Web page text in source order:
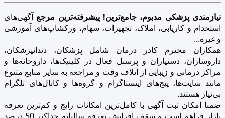
نیازمندی پزشکی مدبوم، جامع‌ترین! پیشرفته‌ترین مرجع آگهی‌های
استخدام و کاریابی، املاک، تجهیزات، سهام، ورکشاپ‌های آموزشی
و غیره...
همکاران محترم کادر درمان شامل پزشکان، دندانپزشکان،
داروسازان، دستیاران و پرسنل فعال در کلینیک‌ها، داروخانه‌ها و
مراکز درمانی و زیبایی از اتلاف وقت و مراجعه به سایر منابع متنوع
مانند سایت‌ها، پیج‌های اینستاگرام و گروه‌ها و کانال‌های تلگرام
بی‌نیاز هستند.
ضمنا امکان ثبت آگهی با کامل‌ترین امکانات رایج و کم‌ترین تعرفه